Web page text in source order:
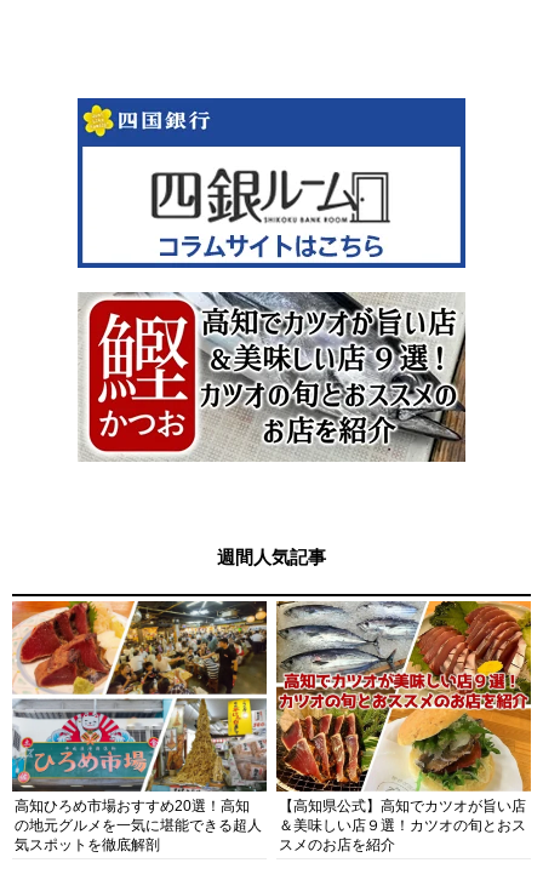
週間人気記事
高知ひろめ市場おすすめ20選！高知
の地元グルメを一気に堪能できる超人
気スポットを徹底解剖
【高知県公式】高知でカツオが旨い店
＆美味しい店９選！カツオの旬とおス
スメのお店を紹介